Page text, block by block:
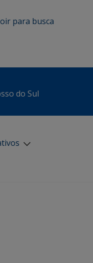
ir para busca
do Sul